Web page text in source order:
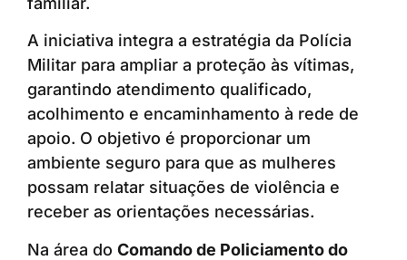
A iniciativa integra a estratégia da Polícia
Militar para ampliar a proteção às vítimas,
garantindo atendimento qualificado,
acolhimento e encaminhamento à rede de
apoio. O objetivo é proporcionar um
ambiente seguro para que as mulheres
possam relatar situações de violência e
receber as orientações necessárias.
Na área do Comando de Policiamento do